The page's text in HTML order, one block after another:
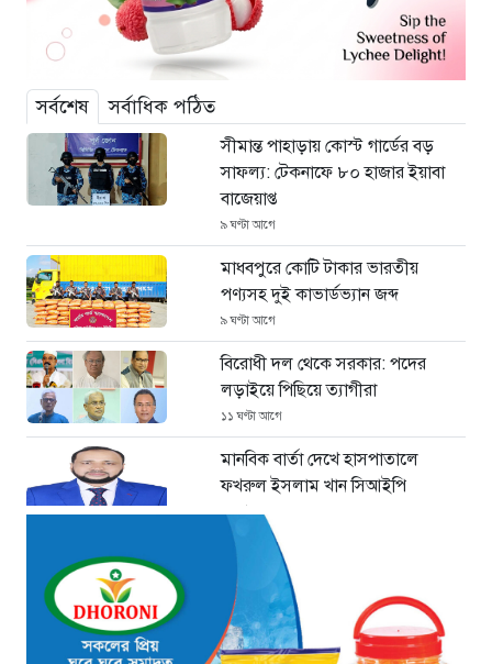
সর্বশেষ সর্বাধিক পঠিত
সীমান্ত পাহাড়ায় কোস্ট গার্ডের বড়
সাফল্য: টেকনাফে ৮০ হাজার ইয়াবা
বাজেয়াপ্ত
৯ ঘণ্টা আগে
মাধবপুরে কোটি টাকার ভারতীয়
পণ্যসহ দুই কাভার্ডভ্যান জব্দ
৯ ঘণ্টা আগে
বিরোধী দল থেকে সরকার: পদের
লড়াইয়ে পিছিয়ে ত্যাগীরা
১১ ঘণ্টা আগে
মানবিক বার্তা দেখে হাসপাতালে
ফখরুল ইসলাম খান সিআইপি
১৪ ঘণ্টা আগে
ছাগলনাইয়ায় চিহ্নিত ডাকাত ‘গুন্ডা
রনি’ গ্রেপ্তার
১৪ ঘণ্টা আগে
দৈনিক ৫শ টাকা মজুরীর দাবীতে